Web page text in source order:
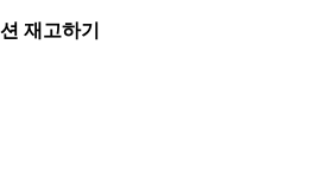
재고하기